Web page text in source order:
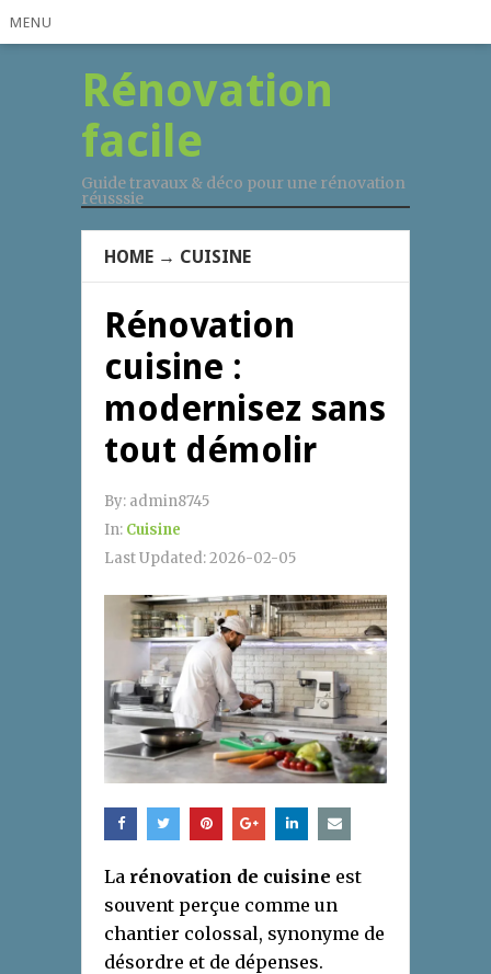
MENU
Rénovation
facile
Guide travaux & déco pour une rénovation
réusssie
HOME → CUISINE
Rénovation
cuisine :
modernisez sans
tout démolir
By: admin8745
In: Cuisine
Last Updated:2026-02-05
La rénovation de cuisine est
souvent perçue comme un
chantier colossal, synonyme de
désordre et de dépenses.